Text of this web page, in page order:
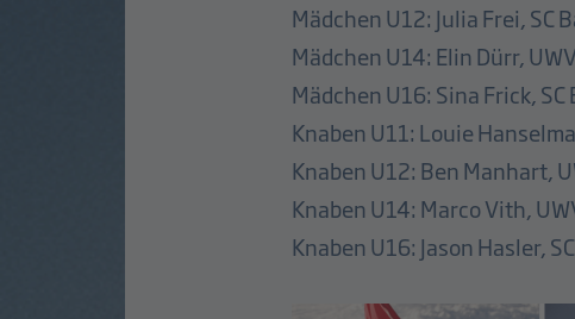
Mädchen U12: Julia Frei, SC
Mädchen U14: Elin Dürr,
Mädchen U16: Sina Frick, SC
Knaben U11: Louie
Knaben U12: Ben Manhart,
Knaben U14: Marco Vith,
Knaben U16: Jason Hasler,